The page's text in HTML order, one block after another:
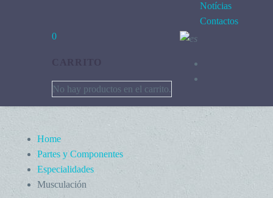
Notícias
Contactos
0
No hay productos en el carrito.
Home
Partes y Componentes
Especialidades
Musculación